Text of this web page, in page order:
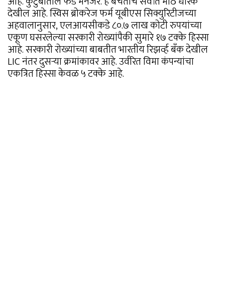
देखील आहे. स्विस ब्रोकरेज फर्म यूबीएस सिक्युरिटीजच्या
अहवालानुसार, एलआयसीकडे ८०.७ लाख कोटी रुपयांच्या
एकूण घसरलेल्या सरकारी रोख्यांपैकी सुमारे १७ टक्के हिस्सा
आहे. सरकारी रोख्यांच्या बाबतीत भारतीय रिझर्व्ह बँक देखील
LIC नंतर दुसऱ्या क्रमांकावर आहे. उर्वरित विमा कंपन्यांचा
एकत्रित हिस्सा केवळ ५ टक्के आहे.